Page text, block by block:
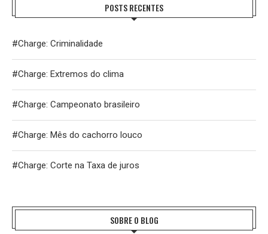
POSTS RECENTES
#Charge: Criminalidade
#Charge: Extremos do clima
#Charge: Campeonato brasileiro
#Charge: Mês do cachorro louco
#Charge: Corte na Taxa de juros
SOBRE O BLOG